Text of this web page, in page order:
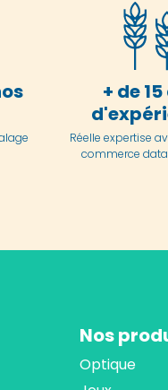
+ de
Réelle expertise
commerce
Nos
Optique